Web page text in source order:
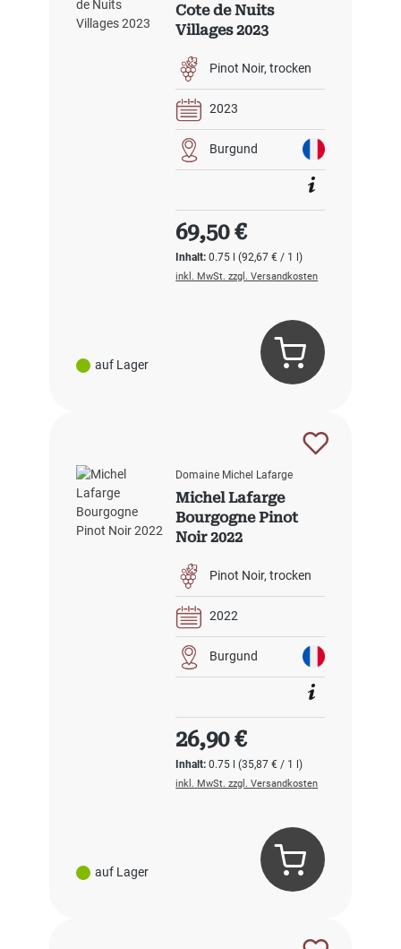
auf Lager
Cote de Nuits
Villages 2023
Pinot Noir trocken
2023
Burgund
Inhalt:0.75 l(92,67 € / 1 l)
Regulärer Preis:
69,50 €
inkl. MwSt. zzgl. Versandkosten
auf Lager
Domaine Michel Lafarge
Michel Lafarge
Bourgogne Pinot
Noir 2022
Pinot Noir trocken
2022
Burgund
Inhalt:0.75 l(35,87 € / 1 l)
Regulärer Preis:
26,90 €
inkl. MwSt. zzgl. Versandkosten